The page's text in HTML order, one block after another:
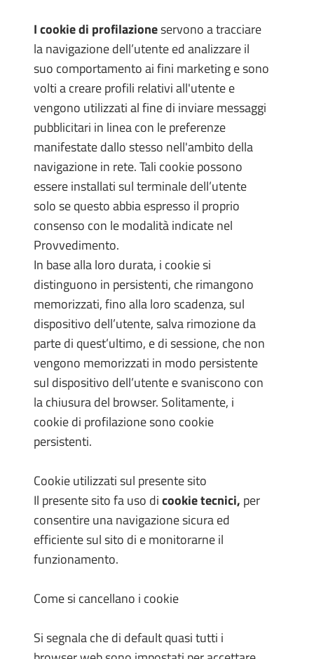
I cookie di profilazioneservono a tracciare
la navigazione dell’utente ed analizzare il
suo comportamento ai fini marketing e sono
volti a creare profili relativi all'utente e
vengono utilizzati al fine di inviare messaggi
pubblicitari in linea con le preferenze
manifestate dallo stesso nell'ambito della
navigazione in rete. Tali cookie possono
essere installati sul terminale dell’utente
solo se questo abbia espresso il proprio
consenso con le modalità indicate nel
Provvedimento.
In base alla loro durata, i cookie si
distinguono in persistenti, che rimangono
memorizzati, fino alla loro scadenza, sul
dispositivo dell’utente, salva rimozione da
parte di quest’ultimo, e di sessione, che non
vengono memorizzati in modo persistente
sul dispositivo dell’utente e svaniscono con
la chiusura del browser. Solitamente, i
cookie di profilazione sono cookie
persistenti.
Cookie utilizzati sul presente sito
Il presente sito fa uso dicookie tecnici, per
consentire una navigazione sicura ed
efficiente sul sito di e monitorarne il
funzionamento.
Come si cancellano i cookie
Si segnala che di default quasi tutti i